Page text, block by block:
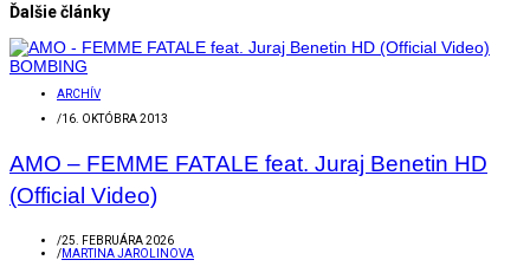
Ďalšie články
ARCHÍV
/16. OKTÓBRA 2013
AMO – FEMME FATALE feat. Juraj Benetin HD
(Official Video)
/25. FEBRUÁRA 2026
/MARTINA JAROLINOVA